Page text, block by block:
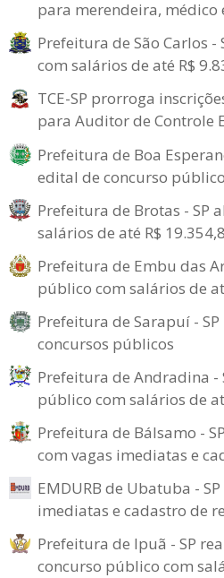
para merendeira, médico
Prefeitura de São Carlos
com salários de até R$
TCE-SP prorroga
para Auditor de Controle
Prefeitura de Boa
edital de concurso público
Prefeitura de Brotas - SP
salários de até R$
Prefeitura de Embu das
público com salários de
Prefeitura de Sarapuí -
concursos públicos
Prefeitura de Andradina -
público com salários de
Prefeitura de Bálsamo -
com vagas imediatas e
EMDURB de Ubatuba -
imediatas e cadastro de
Prefeitura de Ipuã - SP
concurso público com